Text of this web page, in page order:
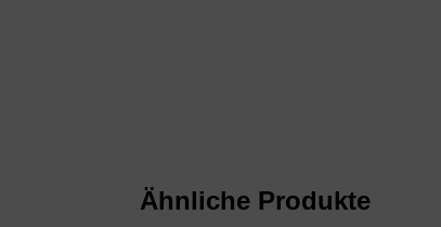
Ähnliche Produkte